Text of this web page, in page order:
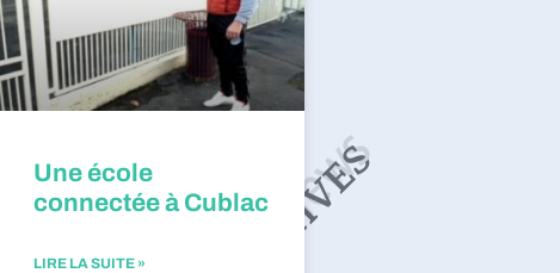
Une école
connectée à Cublac
LIRE LA SUITE »